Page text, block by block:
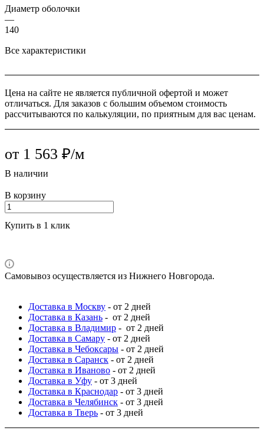
Диаметр оболочки
—
140
Все характеристики
Цена на сайте не является публичной офертой и может
отличаться. Для заказов с большим объемом стоимость
рассчитываются по калькуляции, по приятным для вас ценам.
от 1 563 ₽/м
В наличии
В корзину
Купить в 1 клик
Самовывоз осуществляется из Нижнего Новгорода.
Доставка в Москву - от 2 дней
Доставка в Казань - от 2 дней
Доставка в Владимир - от 2 дней
Доставка в Самару - от 2 дней
Доставка в Чебоксары - от 2 дней
Доставка в Саранск - от 2 дней
Доставка в Иваново - от 2 дней
Доставка в Уфу - от 3 дней
Доставка в Краснодар - от 3 дней
Доставка в Челябинск - от 3 дней
Доставка в Тверь - от 3 дней